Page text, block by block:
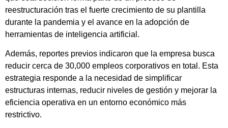
reestructuración tras el fuerte crecimiento de su plantilla
durante la pandemia y el avance en la adopción de
herramientas de inteligencia artificial.
Además, reportes previos indicaron que la empresa busca
reducir cerca de 30,000 empleos corporativos en total. Esta
estrategia responde a la necesidad de simplificar
estructuras internas, reducir niveles de gestión y mejorar la
eficiencia operativa en un entorno económico más
restrictivo.